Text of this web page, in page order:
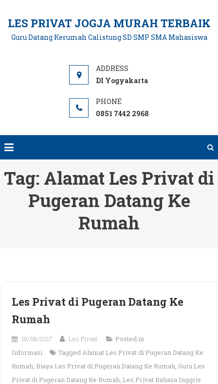
content
LES PRIVAT JOGJA MURAH TERBAIK
Guru Datang Kerumah Calistung SD SMP SMA Mahasiswa
DI Yogyakarta
0851 7442 2968
Tag: Alamat Les Privat di
Pugeran Datang Ke
Rumah
Les Privat di Pugeran Datang Ke
Rumah
19/08/2017 Les Privat
Posted in
Informasi
TaggedAlamat Les Privat di Pugeran Datang Ke
Rumah, Biaya Les Privat di Pugeran Datang Ke Rumah, Guru Les
Privat di Pugeran Datang Ke Rumah, Les Privat Bahasa Inggris